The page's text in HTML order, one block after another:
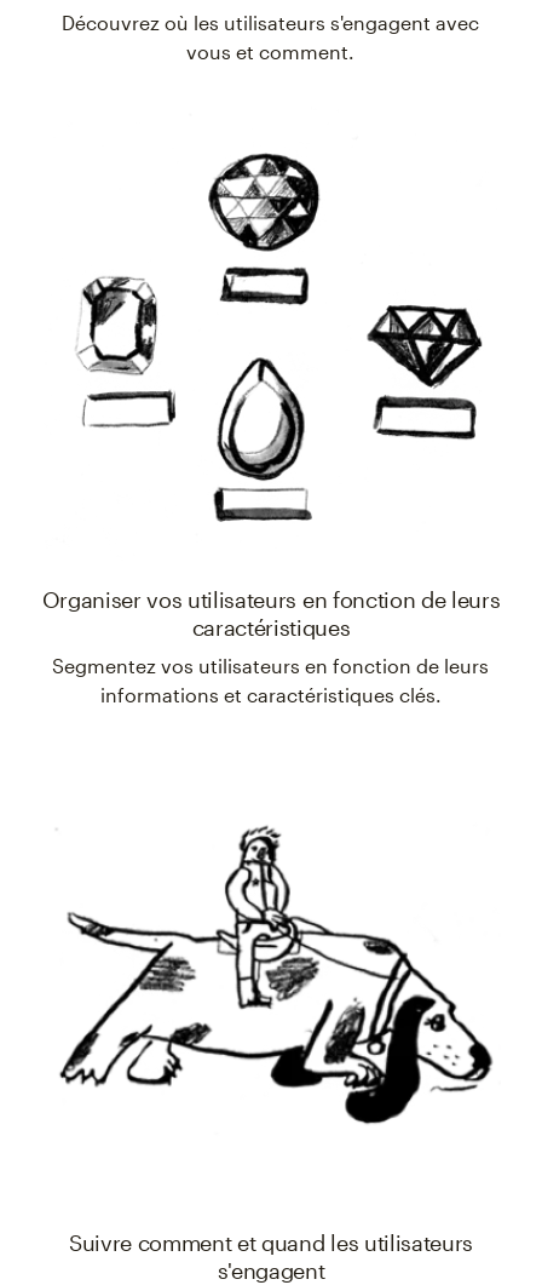
Découvrez où les utilisateurs s'engagent avec
vous et comment.
Organiser vos utilisateurs en fonction de leurs
caractéristiques
Segmentez vos utilisateurs en fonction de leurs
informations et caractéristiques clés.
Suivre comment et quand les utilisateurs
s'engagent